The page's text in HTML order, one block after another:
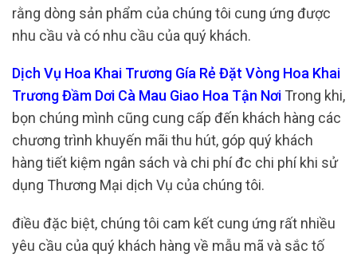
rằng dòng sản phẩm của chúng tôi cung ứng được
nhu cầu và có nhu cầu của quý khách.
Dịch Vụ Hoa Khai Trương Gía Rẻ Đặt Vòng Hoa Khai
Trương Đầm Dơi Cà Mau Giao Hoa Tận Nơi Trong khi,
bọn chúng mình cũng cung cấp đến khách hàng các
chương trình khuyến mãi thu hút, góp quý khách
hàng tiết kiệm ngân sách và chi phí đc chi phí khi sử
dụng Thương Mại dịch Vụ của chúng tôi.
điều đặc biệt, chúng tôi cam kết cung ứng rất nhiều
yêu cầu của quý khách hàng về mẫu mã và sắc tố